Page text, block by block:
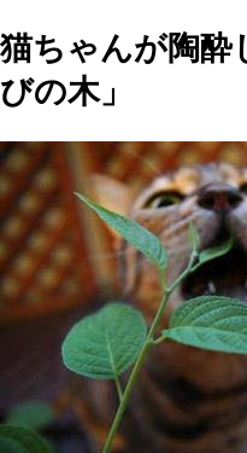
猫ちゃんが陶酔
びの木」